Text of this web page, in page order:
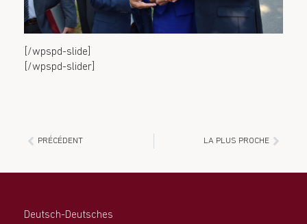
[/wpspd-slide]
[/wpspd-slider]
PRÉCÉDENT LA PLUS PROCHE
Deutsch-Deutsches